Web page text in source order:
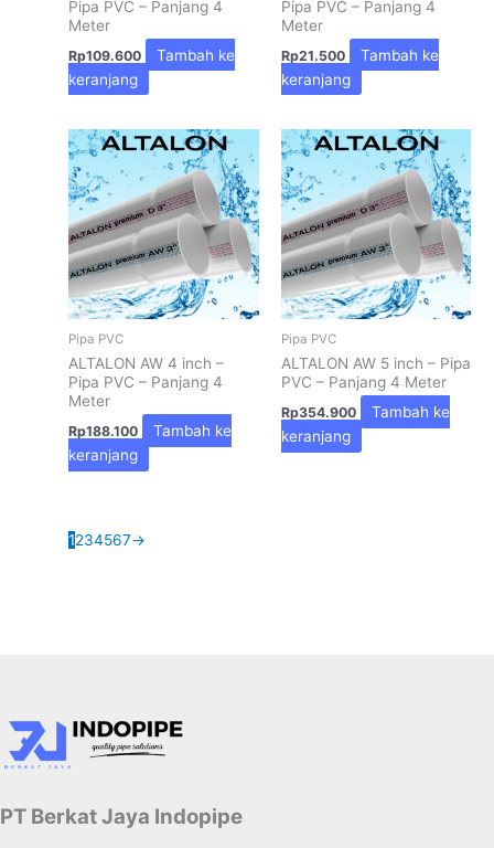
Pipa PVC – Panjang 4
Meter
Rp109.600
Tambah ke
keranjang
Pipa PVC – Panjang 4
Meter
Rp21.500
Tambah ke
keranjang
Pipa PVC
ALTALON AW 4 inch –
Pipa PVC – Panjang 4
Meter
Rp188.100
Tambah ke
keranjang
Pipa PVC
ALTALON AW 5 inch – Pipa
PVC – Panjang 4 Meter
Rp354.900
Tambah ke
keranjang
1234567→
PT Berkat Jaya Indopipe